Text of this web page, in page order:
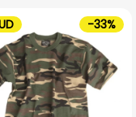
-33%